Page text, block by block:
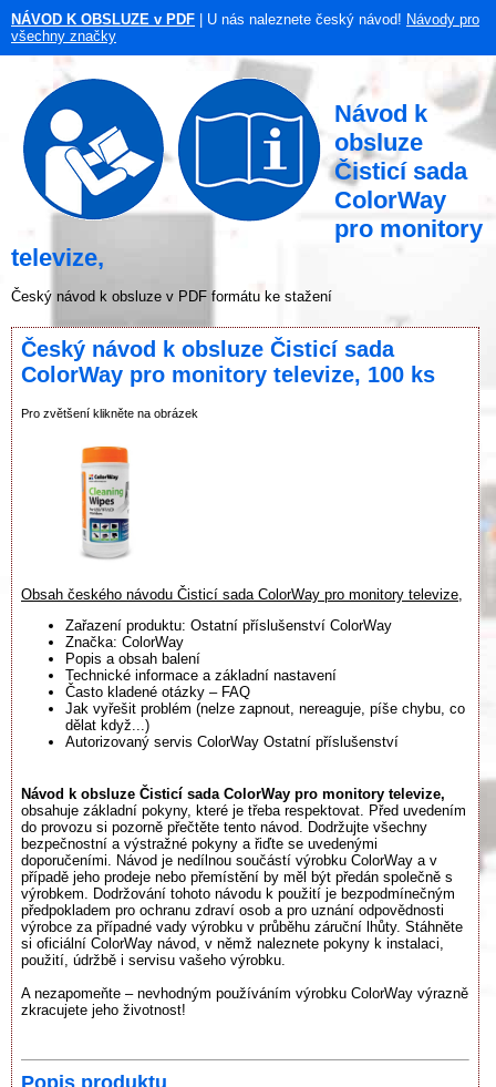
NÁVOD K OBSLUZE v PDF | U nás naleznete český návod! Návody pro
všechny značky
Návod k
obsluze
Čisticí sada
ColorWay
pro monitory
televize,
Český návod k obsluze v PDF formátu ke stažení
Český návod k obsluze Čisticí sada
ColorWay pro monitory televize, 100 ks
Pro zvětšení klikněte na obrázek
Obsah českého návodu Čisticí sada ColorWay pro monitory televize,
Zařazení produktu: Ostatní příslušenství ColorWay
Značka: ColorWay
Popis a obsah balení
Technické informace a základní nastavení
Často kladené otázky – FAQ
Jak vyřešit problém (nelze zapnout, nereaguje, píše chybu, co
dělat když...)
Autorizovaný servis ColorWay Ostatní příslušenství
Návod k obsluze Čisticí sada ColorWay pro monitory televize,
obsahuje základní pokyny, které je třeba respektovat. Před uvedením
do provozu si pozorně přečtěte tento návod. Dodržujte všechny
bezpečnostní a výstražné pokyny a řiďte se uvedenými
doporučeními. Návod je nedílnou součástí výrobku ColorWay a v
případě jeho prodeje nebo přemístění by měl být předán společně s
výrobkem. Dodržování tohoto návodu k použití je bezpodmínečným
předpokladem pro ochranu zdraví osob a pro uznání odpovědnosti
výrobce za případné vady výrobku v průběhu záruční lhůty. Stáhněte
si oficiální ColorWay návod, v němž naleznete pokyny k instalaci,
použití, údržbě i servisu vašeho výrobku.
A nezapomeňte – nevhodným používáním výrobku ColorWay výrazně
zkracujete jeho životnost!
Popis produktu